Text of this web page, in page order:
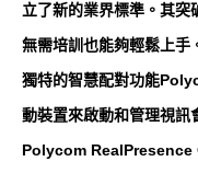
立了新的業界標準。其突
無需培訓也能夠輕鬆上手
獨特的智慧配對功能
動裝置來啟動和管理視訊
Polycom RealPresence